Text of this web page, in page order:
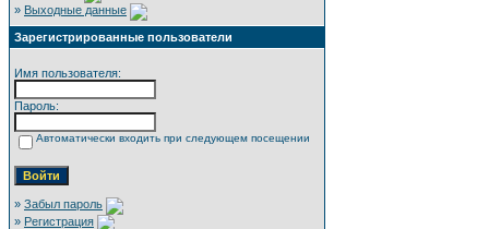
» Выходные данные
Зарегистрированные пользователи
Имя пользователя:
Пароль:
Автоматически входить при следующем посещении
» Забыл пароль
» Регистрация